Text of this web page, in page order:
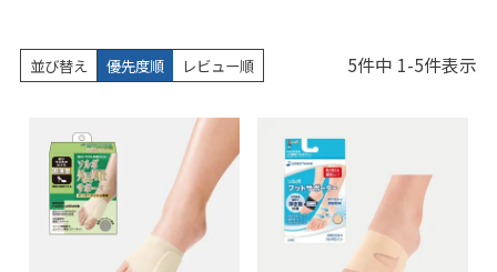
並び替え 優先度順 レビュー順 5件中 1-5件表示